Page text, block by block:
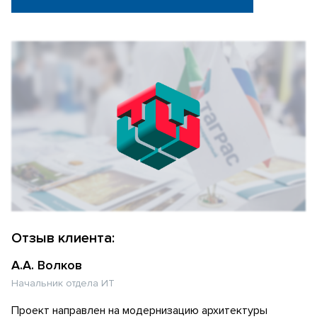
Отзыв клиента:
А.А. Волков
Начальник отдела ИТ
Проект направлен на модернизацию архитектуры